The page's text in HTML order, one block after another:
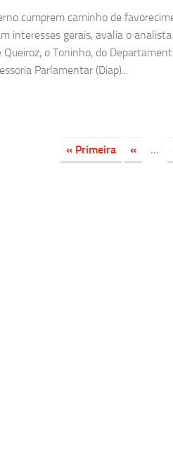
cumprem caminho de
interesses gerais, avalia o
o Toninho, do
Parlamentar (Diap)...
« Primeira « ...